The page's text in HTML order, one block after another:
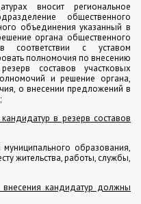
вносит региональное
общественного
объединения указанный в
органа общественного
соответствии с уставом
полномочия по внесению
составов участковых
и решение органа,
о внесении предложений в
в резерв составов
образования,
жительства, работы, службы,
внесения кандидатур должны